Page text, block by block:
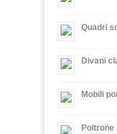
Quadri
Divani
Mobili
Poltrone